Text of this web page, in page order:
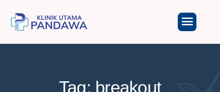
Tag: breakout